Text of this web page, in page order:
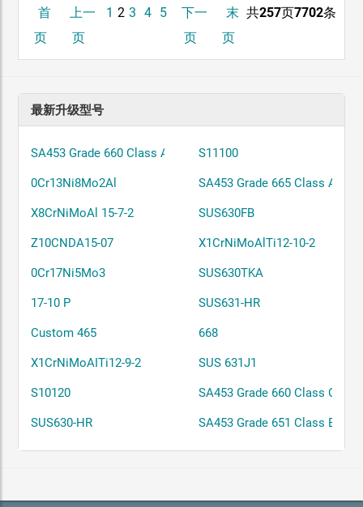
首
页
上一
页
1 2 3 4 5
下一
页
末
页
共257页7702条
最新升级型号
SA453 Grade 660 Class A S11100
0Cr13Ni8Mo2Al SA453 Grade 665 Class A
X8CrNiMoAl 15-7-2 SUS630FB
Z10CNDA15-07 X1CrNiMoAlTi12-10-2
0Cr17Ni5Mo3 SUS630TKA
17-10 P SUS631-HR
Custom 465 668
X1CrNiMoAITi12-9-2 SUS 631J1
S10120 SA453 Grade 660 Class C
SUS630-HR SA453 Grade 651 Class B